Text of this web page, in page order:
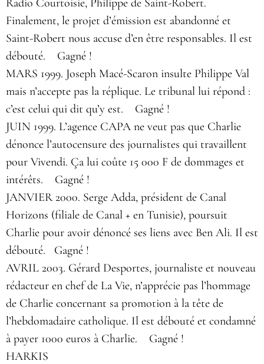
Finalement, le projet d’émission est abandonné et
Saint-Robert nous accuse d’en être responsables. Il est
débouté. Gagné !
MARS 1999. Joseph Macé-Scaron insulte Philippe Val
mais n’accepte pas la réplique. Le tribunal lui répond :
c’est celui qui dit qu’y est. Gagné !
JUIN 1999. L’agence CAPA ne veut pas que Charlie
dénonce l’autocensure des journalistes qui travaillent
pour Vivendi. Ça lui coûte 15 000 F de dommages et
intérêts. Gagné !
JANVIER 2000. Serge Adda, président de Canal
Horizons (filiale de Canal + en Tunisie), poursuit
Charlie pour avoir dénoncé ses liens avec Ben Ali. Il est
débouté. Gagné !
AVRIL 2003. Gérard Desportes, journaliste et nouveau
rédacteur en chef de La Vie, n’apprécie pas l’hommage
de Charlie concernant sa promotion à la tête de
l’hebdomadaire catholique. Il est débouté et condamné
à payer 1000 euros à Charlie. Gagné !
HARKIS